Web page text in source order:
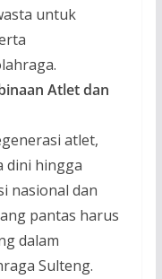
untuk
Atlet dan
atlet,
dini hingga
nasional dan
pantas harus
dalam
Sulteng.